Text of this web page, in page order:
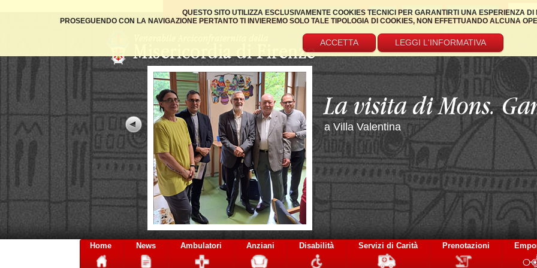
QUESTO SITO UTILIZZA ESCLUSIVAMENTE COOKIES TECNICI PER GARANTIRTI UNA ESPERIENZA DI
PROSEGUENDO CON LA NAVIGAZIONE PERTANTO TI INVIEREMO SOLO TALE TIPOLOGIA DI COOKIES, NON EFFETTUANDO ALCUNA
ACCETTA LEGGI L'INFORMATIVA
REGISTRATI RECUPERA DATI
La visita di Mons.
a Villa Valentina
Home News Ambulatori Anziani Disabilità Servizi di Carità Prenotazioni